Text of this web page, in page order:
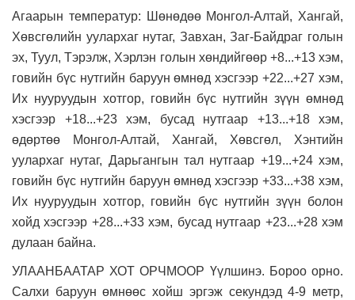
Агаарын температур: Шөнөдөө Монгол-Алтай, Хангай,
Хөвсгөлийн уулархаг нутаг, Завхан, Заг-Байдраг голын
эх, Туул, Тэрэлж, Хэрлэн голын хөндийгөөр +8...+13 хэм,
говийн бүс нутгийн баруун өмнөд хэсгээр +22...+27 хэм,
Их нууруудын хотгор, говийн бүс нутгийн зүүн өмнөд
хэсгээр +18...+23 хэм, бусад нутгаар +13...+18 хэм,
өдөртөө Монгол-Алтай, Хангай, Хөвсгөл, Хэнтийн
уулархаг нутаг, Дарьгангын тал нутгаар +19...+24 хэм,
говийн бүс нутгийн баруун өмнөд хэсгээр +33...+38 хэм,
Их нууруудын хотгор, говийн бүс нутгийн зүүн болон
хойд хэсгээр +28...+33 хэм, бусад нутгаар +23...+28 хэм
дулаан байна.
УЛААНБААТАР ХОТ ОРЧМООР Үүлшинэ. Бороо орно.
Салхи баруун өмнөөс хойш эргэж секундэд 4-9 метр,